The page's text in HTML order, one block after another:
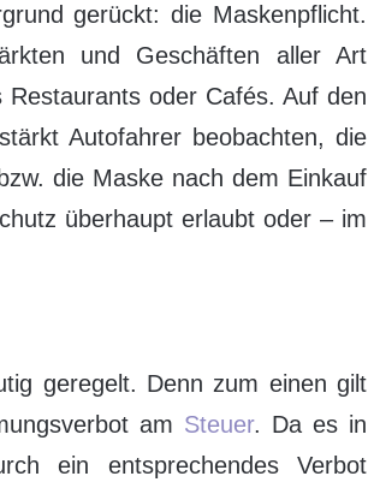
gerückt: die Maskenpflicht.
und Geschäften aller Art
oder Cafés. Auf den
Autofahrer beobachten, die
die Maske nach dem Einkauf
überhaupt erlaubt oder – im
geregelt. Denn zum einen gilt
am Steuer. Da es in
ein entsprechendes Verbot